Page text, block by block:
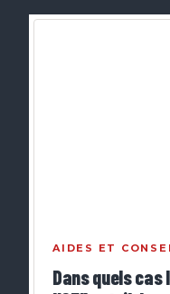
AIDES ET
Dans quels